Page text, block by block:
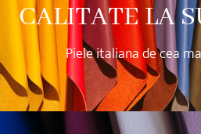
CALITATE LA
Piele italiana de cea